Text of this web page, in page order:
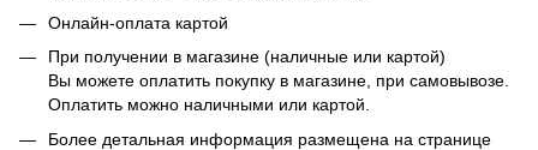
Онлайн-оплата картой
При получении в магазине (наличные или картой)
Вы можете оплатить покупку в магазине, при самовывозе.
Оплатить можно наличными или картой.
Более детальная информация размещена на странице